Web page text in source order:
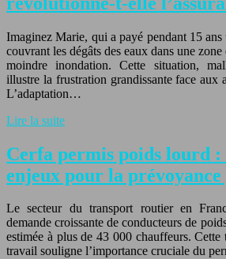
Imaginez Marie, qui a payé pendant 15 ans
couvrant les dégâts des eaux dans une
moindre inondation. Cette situation,
illustre la frustration grandissante face aux
L’adaptation…
Lire la suite
Cerfa permis poids lourd :
enjeux pour la
Le secteur du transport routier en
demande croissante de conducteurs de
estimée à plus de 43 000 chauffeurs.
travail souligne l’importance cruciale du